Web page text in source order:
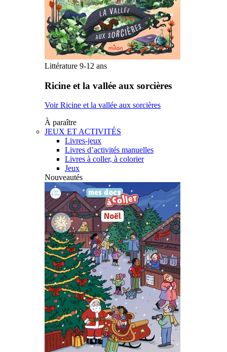
Littérature 9-12 ans
Ricine et la vallée aux sorcières
Voir Ricine et la vallée aux sorcières
À paraître
JEUX ET ACTIVITÉS
Livres-jeux
Livres d’activités manuelles
Livres à coller, à colorier
Jeux
Nouveautés